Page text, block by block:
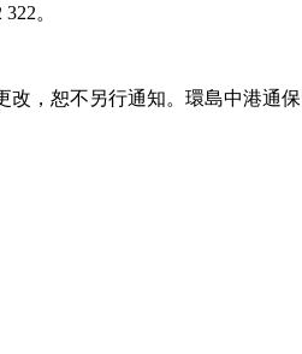
。
，恕不另行通知。環島中港通保